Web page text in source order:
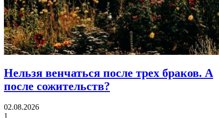
Нельзя венчаться после трех браков. А
после сожительств?
02.08.2026
1